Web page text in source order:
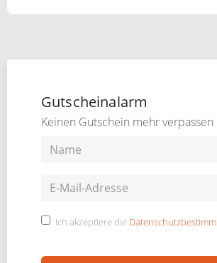
Gutscheinalarm
Keinen Gutschein mehr verpassen
Ich akzeptiere die